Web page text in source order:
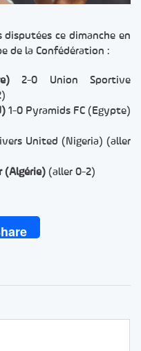
ce dimanche en
de la Confédération :
2-0 Union Sportive
1-0 Pyramids FC (Egypte)
United (Nigeria) (aller
(Algérie) (aller 0-2)